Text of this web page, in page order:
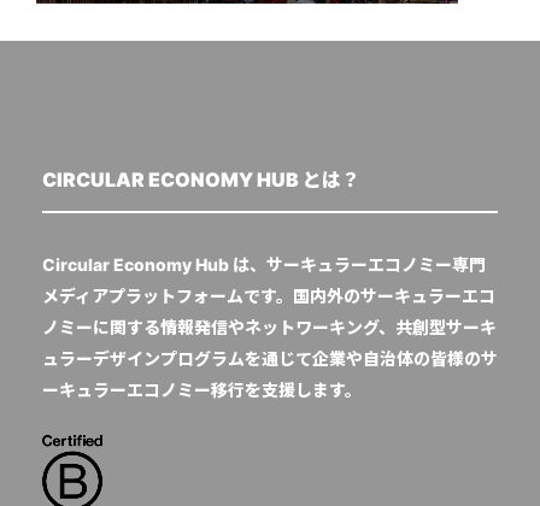
CIRCULAR ECONOMY HUB とは？
Circular Economy Hub は、サーキュラーエコノミー専門
メディアプラットフォームです。国内外のサーキュラーエコ
ノミーに関する情報発信やネットワーキング、共創型サーキ
ュラーデザインプログラムを通じて企業や自治体の皆様のサ
ーキュラーエコノミー移行を支援します。